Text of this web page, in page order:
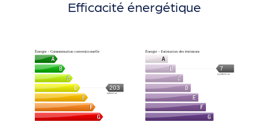
Efficacité énergétique
Énergie - Consommation conventionnelle
203
kWh/m².an
Énergie - Estimation des émissions
7
kg CO2/m².an